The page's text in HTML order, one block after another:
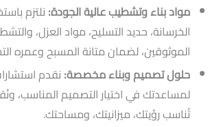
مواد بناء وتشطيب عالية الجودة: نلتزم
الخرسانة، حديد التسليح، مواد العزل،
الموثوقين، لضمان متانة المسبح وعمره
حلول تصميم وبناء مخصصة: نقدم
لمساعدتك في اختيار التصميم المناسب،
تُناسب رؤيتك، ميزانيتك، ومساحتك.